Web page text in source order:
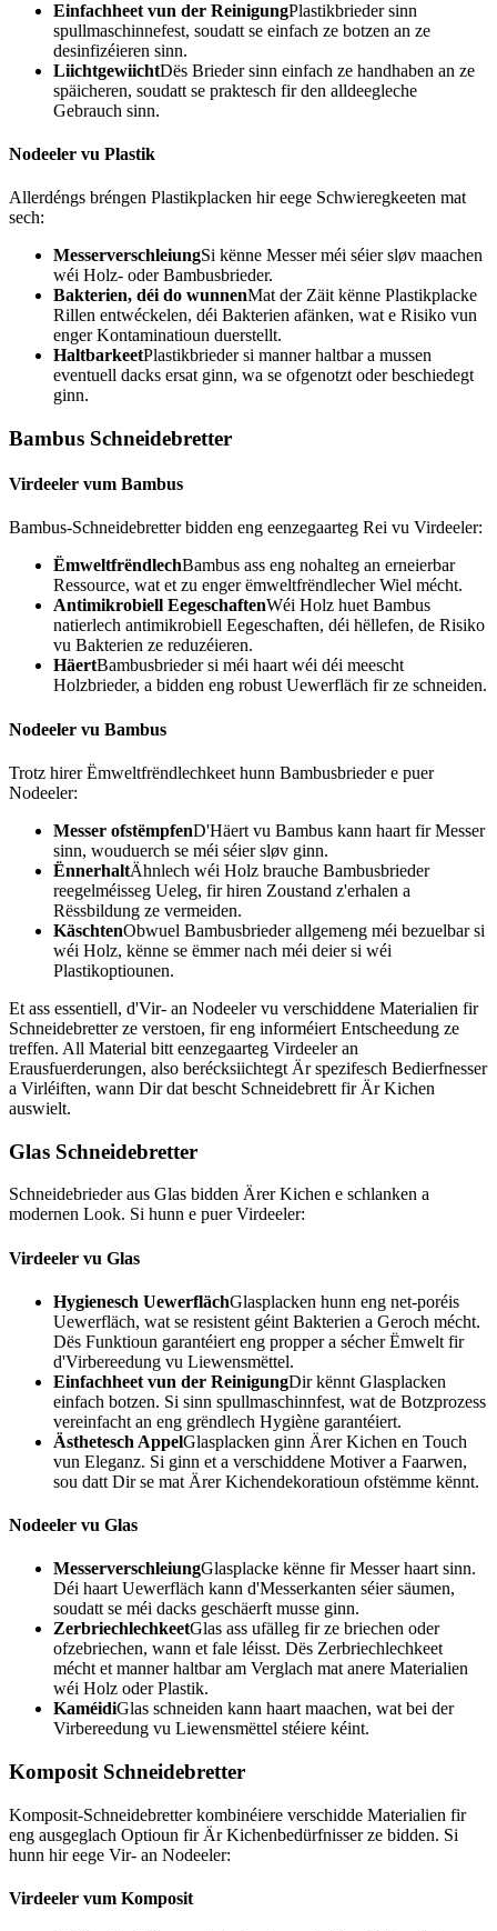
Einfachheet vun der ReinigungPlastikbrieder sinn
spullmaschinnefest, soudatt se einfach ze botzen an ze
desinfizéieren sinn.
LiichtgewiichtDës Brieder sinn einfach ze handhaben an ze
späicheren, soudatt se praktesch fir den alldeegleche
Gebrauch sinn.
Nodeeler vu Plastik
Allerdéngs bréngen Plastikplacken hir eege Schwieregkeeten mat
sech:
MesserverschleiungSi kënne Messer méi séier sløv maachen
wéi Holz- oder Bambusbrieder.
Bakterien, déi do wunnenMat der Zäit kënne Plastikplacke
Rillen entwéckelen, déi Bakterien afänken, wat e Risiko vun
enger Kontaminatioun duerstellt.
HaltbarkeetPlastikbrieder si manner haltbar a mussen
eventuell dacks ersat ginn, wa se ofgenotzt oder beschiedegt
ginn.
Bambus Schneidebretter
Virdeeler vum Bambus
Bambus-Schneidebretter bidden eng eenzegaarteg Rei vu Virdeeler:
ËmweltfrëndlechBambus ass eng nohalteg an erneierbar
Ressource, wat et zu enger ëmweltfrëndlecher Wiel mécht.
Antimikrobiell EegeschaftenWéi Holz huet Bambus
natierlech antimikrobiell Eegeschaften, déi hëllefen, de Risiko
vu Bakterien ze reduzéieren.
HäertBambusbrieder si méi haart wéi déi meescht
Holzbrieder, a bidden eng robust Uewerfläch fir ze schneiden.
Nodeeler vu Bambus
Trotz hirer Ëmweltfrëndlechkeet hunn Bambusbrieder e puer
Nodeeler:
Messer ofstëmpfenD'Häert vu Bambus kann haart fir Messer
sinn, wouduerch se méi séier sløv ginn.
ËnnerhaltÄhnlech wéi Holz brauche Bambusbrieder
reegelméisseg Ueleg, fir hiren Zoustand z'erhalen a
Rëssbildung ze vermeiden.
KäschtenObwuel Bambusbrieder allgemeng méi bezuelbar si
wéi Holz, kënne se ëmmer nach méi deier si wéi
Plastikoptiounen.
Et ass essentiell, d'Vir- an Nodeeler vu verschiddene Materialien fir
Schneidebretter ze verstoen, fir eng informéiert Entscheedung ze
treffen. All Material bitt eenzegaarteg Virdeeler an
Erausfuerderungen, also berécksiichtegt Är spezifesch Bedierfnesser
a Virléiften, wann Dir dat bescht Schneidebrett fir Är Kichen
auswielt.
Glas Schneidebretter
Schneidebrieder aus Glas bidden Ärer Kichen e schlanken a
modernen Look. Si hunn e puer Virdeeler:
Virdeeler vu Glas
Hygienesch UewerflächGlasplacken hunn eng net-poréis
Uewerfläch, wat se resistent géint Bakterien a Geroch mécht.
Dës Funktioun garantéiert eng propper a sécher Ëmwelt fir
d'Virbereedung vu Liewensmëttel.
Einfachheet vun der ReinigungDir kënnt Glasplacken
einfach botzen. Si sinn spullmaschinnfest, wat de Botzprozess
vereinfacht an eng grëndlech Hygiène garantéiert.
Ästhetesch AppelGlasplacken ginn Ärer Kichen en Touch
vun Eleganz. Si ginn et a verschiddene Motiver a Faarwen,
sou datt Dir se mat Ärer Kichendekoratioun ofstëmme kënnt.
Nodeeler vu Glas
MesserverschleiungGlasplacke kënne fir Messer haart sinn.
Déi haart Uewerfläch kann d'Messerkanten séier säumen,
soudatt se méi dacks geschäerft musse ginn.
ZerbriechlechkeetGlas ass ufälleg fir ze briechen oder
ofzebriechen, wann et fale léisst. Dës Zerbriechlechkeet
mécht et manner haltbar am Verglach mat anere Materialien
wéi Holz oder Plastik.
KaméidiGlas schneiden kann haart maachen, wat bei der
Virbereedung vu Liewensmëttel stéiere kéint.
Komposit Schneidebretter
Komposit-Schneidebretter kombinéiere verschidde Materialien fir
eng ausgeglach Optioun fir Är Kichenbedürfnisser ze bidden. Si
hunn hir eege Vir- an Nodeeler:
Virdeeler vum Komposit